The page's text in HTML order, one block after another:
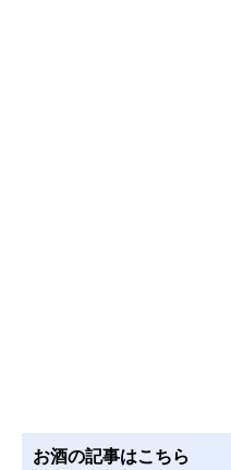
お酒の記事はこちら